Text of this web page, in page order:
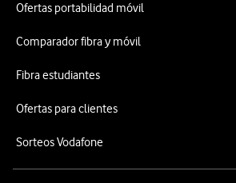
Ofertas portabilidad móvil
Comparador fibra y móvil
Fibra estudiantes
Ofertas para clientes
Sorteos Vodafone